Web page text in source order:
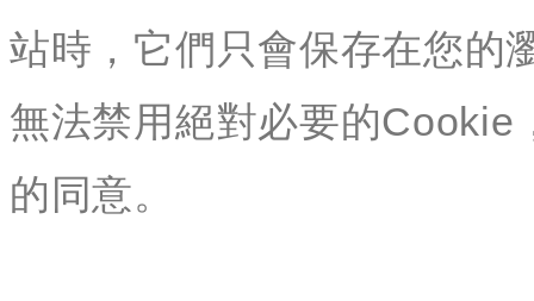
站時，它們只會保存在您的
無法禁用絕對必要的
的同意。